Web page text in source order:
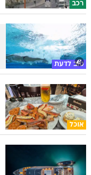
רכב
טוב לדעת
אוכל